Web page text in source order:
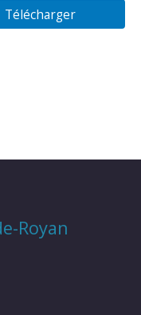
Télécharger
Royan